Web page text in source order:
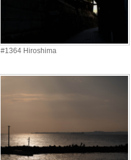
#1364 Hiroshima